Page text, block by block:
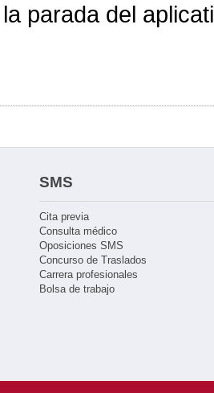
parada del
SMS
Cita previa
Consulta médico
Oposiciones SMS
Concurso de Traslados
Carrera profesionales
Bolsa de trabajo